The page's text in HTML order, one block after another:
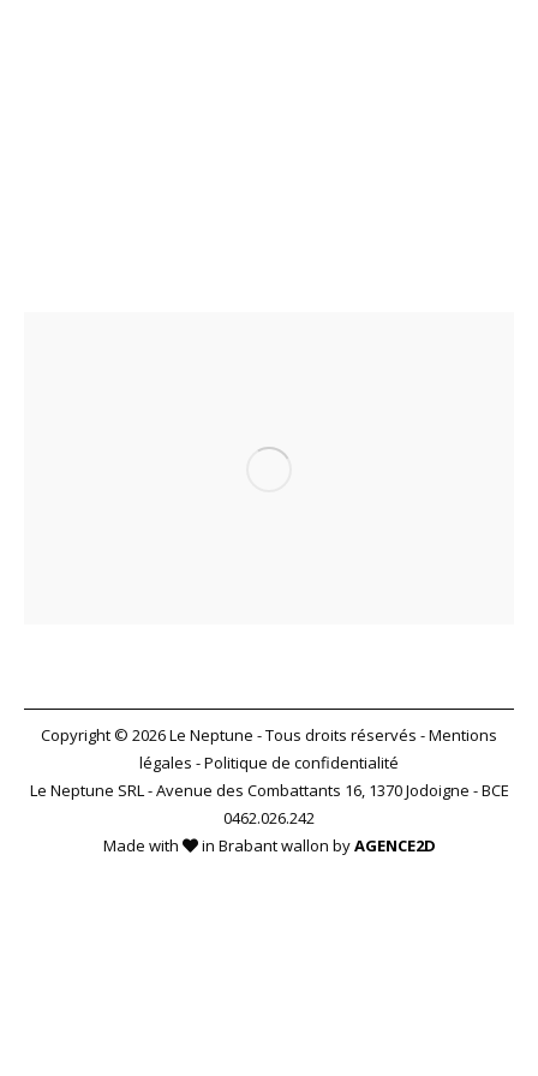
Copyright © 2026 Le Neptune - Tous droits réservés -Mentions
légales -Politique de confidentialité
Le Neptune SRL - Avenue des Combattants 16, 1370 Jodoigne - BCE
0462.026.242
Made with
in Brabant wallon byAGENCE2D